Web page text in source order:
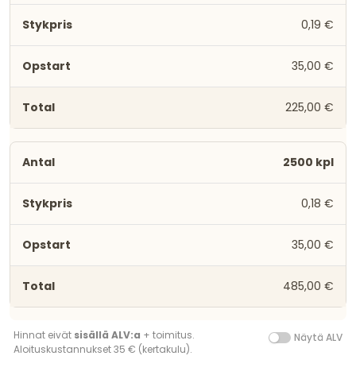
0,19 €
35,00 €
225,00 €
2500 kpl
0,18 €
35,00 €
485,00 €
Hinnat eivät sisällä ALV:a + toimitus.
Aloituskustannukset 35 € (kertakulu).
Näytä ALV